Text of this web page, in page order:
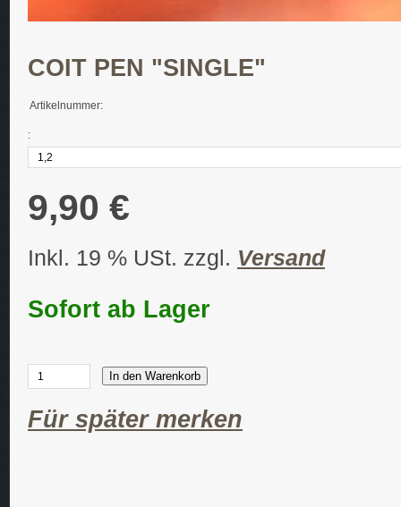
COIT PEN "SINGLE"
Artikelnummer:
:
9,90 €
Inkl. 19 % USt. zzgl. Versand
Sofort ab Lager
In den Warenkorb
Für später merken